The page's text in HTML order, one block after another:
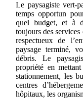
Le paysagiste vert-
temps opportun
quel budget, et à
toujours des services
respectueux de
paysage terminé,
débris. Le
propriété en
stationnement, les
centres
hôpitaux, les